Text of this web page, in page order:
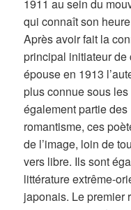
1911 au sein du
qui connaît son
Après avoir fait la
principal initiateur de
épouse en 1913
plus connue sous
également partie
romantisme, ces
de l’image, loin de
vers libre. Ils sont
littérature extrême-
japonais. Le premier